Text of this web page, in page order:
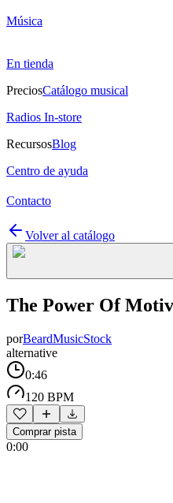
Música
En tienda
PreciosCatálogo musical
Radios In-store
RecursosBlog
Centro de ayuda
Contacto
Volver al catálogo
The Power Of
porBeardMusicStock
alternative
0:46
120 BPM
Comprar pista
0:00